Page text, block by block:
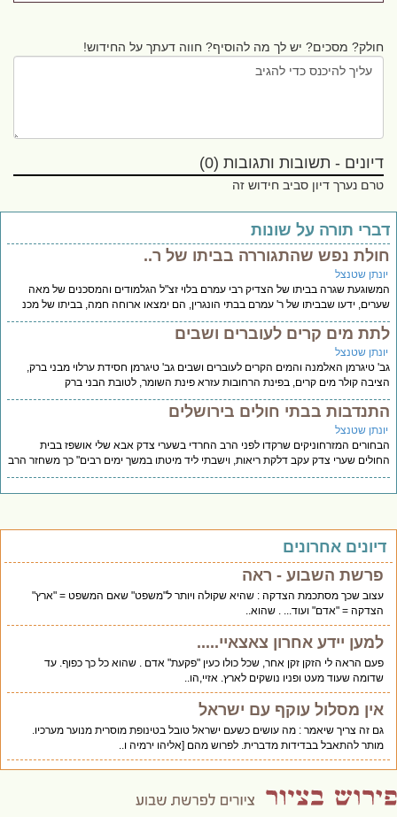
חולק? מסכים? יש לך מה להוסיף? חווה דעתך על החידוש!
דיונים - תשובות ותגובות (0)
טרם נערך דיון סביב חידוש זה
תורה על שונות
נפש שהתגוררה בביתו של ר..
שטנצל
שגרה בביתו של הצדיק רבי עמרם בלוי זצ"ל הגלמודים והמסכנים של מאה
ידעו שבביתו של ר' עמרם בבתי הונגרין, הם ימצאו ארוחה חמה, בביתו של מכנ
מים קרים לעוברים ושבים
שטנצל
טיגרמן האלמנה והמים הקרים לעוברים ושבים גב' טיגרמן חסידת ערלוי מבני ברק,
קולר מים קרים, בפינת הרחובות עזרא פינת השומר, לטובת הבני ברק
בבתי חולים בירושלים
שטנצל
המזרחוניקים שרקדו לפני הרב החרדי בשערי צדק אבא שלי אושפז בבית
שערי צדק עקב דלקת ריאות, וישבתי ליד מיטתו במשך ימים רבים" כך משחזר הרב
אחרונים
פרשת השבוע - ראה
עצוב שכך מסתכמת הצדקה : שהיא שקולה ויותר ל"משפט" שאם המשפט = "ארץ"
הצדקה = "אדם" ועוד... . שהוא..
למען יידע אחרון צאצאיי.....
פעם הראה לי הזקן זקן אחר, שכל כולו כעין "פקעת" אדם . שהוא כל כך כפוף. עד
שדומה שעוד מעט ופניו נושקים לארץ. אזיי,הו..
אין מסלול עוקף עם ישראל
גם זה צריך שיאמר : מה עושים כשעם ישראל טובל בטינופת מוסרית מנוער מערכיו.
מותר להתאבל בבדידות מדברית. לפרוש מהם [אליהו ירמיה ו..